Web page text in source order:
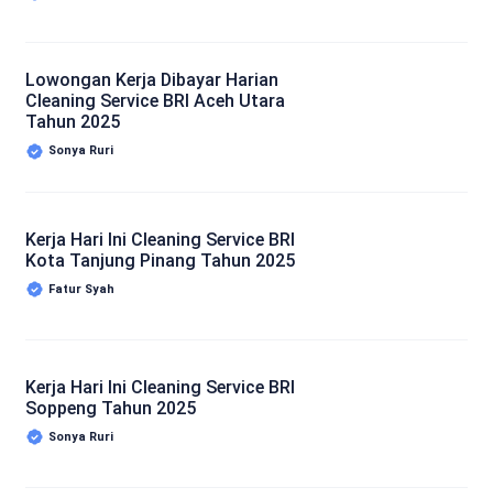
Lowongan Kerja Dibayar Harian
Cleaning Service BRI Aceh Utara
Tahun 2025
Sonya Ruri
Kerja Hari Ini Cleaning Service BRI
Kota Tanjung Pinang Tahun 2025
Fatur Syah
Kerja Hari Ini Cleaning Service BRI
Soppeng Tahun 2025
Sonya Ruri